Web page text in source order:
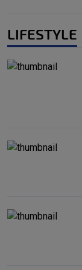
LIFESTYLE